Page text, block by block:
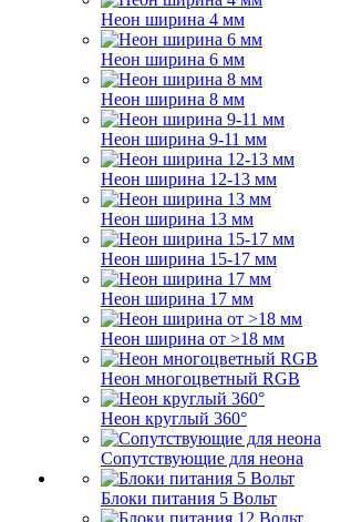
Неон ширина 4 мм
Неон ширина 6 мм
Неон ширина 8 мм
Неон ширина 9-11 мм
Неон ширина 12-13 мм
Неон ширина 13 мм
Неон ширина 15-17 мм
Неон ширина 17 мм
Неон ширина от >18 мм
Неон многоцветный RGB
Неон круглый 360°
Сопутствующие для неона
Блоки питания 5 Вольт